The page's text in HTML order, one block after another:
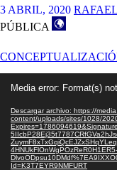
SANT
CARLES
DE
RÀPITA
3 ABRIL, 2020
PÚBLICA
Media error: Format(s)
Descargar archivo: https://
content/uploads/sites/1028/
4HNUkFlOnWgPOzReR0H1ER5-
Id=K3T7EYR9NMFURT